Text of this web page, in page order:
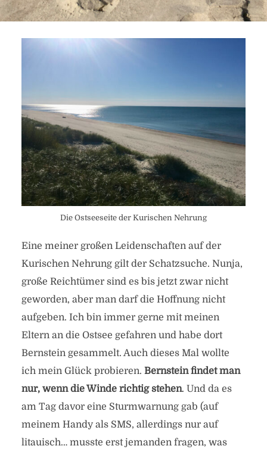
Die Ostseeseite der Kurischen Nehrung
Eine meiner großen Leidenschaften auf der
Kurischen Nehrung gilt der Schatzsuche. Nunja,
große Reichtümer sind es bis jetzt zwar nicht
geworden, aber man darf die Hoffnung nicht
aufgeben. Ich bin immer gerne mit meinen
Eltern an die Ostsee gefahren und habe dort
Bernstein gesammelt. Auch dieses Mal wollte
ich mein Glück probieren. Bernstein findet man
nur, wenn die Winde richtig stehen. Und da es
am Tag davor eine Sturmwarnung gab (auf
meinem Handy als SMS, allerdings nur auf
litauisch… musste erst jemanden fragen, was